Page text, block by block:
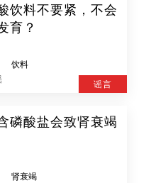
饮料不要紧，不会
育？
饮料
谣言
磷酸盐会致肾衰竭
肾衰竭